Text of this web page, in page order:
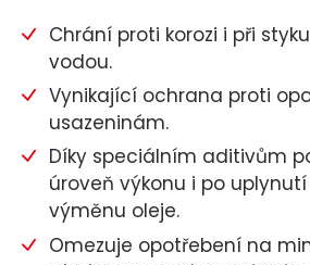
Chrání proti korozi i při
vodou.
Vynikající ochrana proti
usazeninám.
Díky speciálním aditivům
úroveň výkonu i po
výměnu oleje.
Omezuje opotřebení na